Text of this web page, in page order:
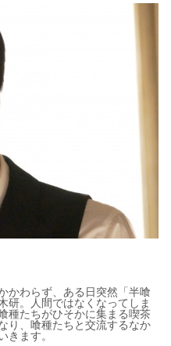
かわらず、ある日突然「半喰
研。人間ではなくなってしま
種たちがひそかに集まる喫茶
り、喰種たちと交流するなか
きます。